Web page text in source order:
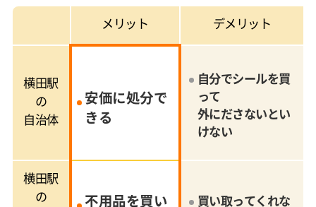
メリット デメリット
横田駅
の
自治体
安価に処分で
きる
自分でシールを買
って
外にださないとい
けない
横田駅
の
不用品を買い
買い取ってくれな